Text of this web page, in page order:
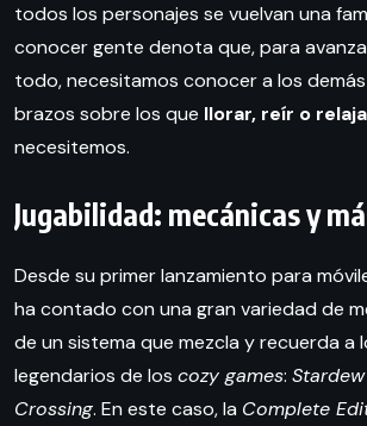
todos los personajes se vuelvan una
conocer gente denota que, para
todo, necesitamos conocer a los
brazos sobre los que llorar, reír o
necesitemos.
Jugabilidad: mecánicas y
Desde su primer lanzamiento para
ha contado con una gran variedad de
de un sistema que mezcla y recuerda a
legendarios de los cozy games:
Crossing. En este caso, la Complete